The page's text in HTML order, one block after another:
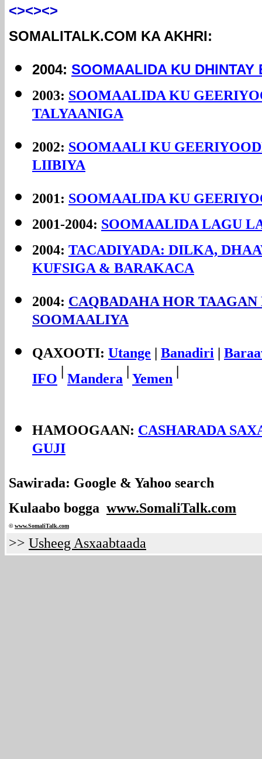
<><><>
SOMALITALK.COM KA AKHRI:
2004: SOOMAALIDA KU DHINTAY
2003: SOOMAALIDA KU
TALYAANIGA
2002: SOOMAALI KU
LIIBIYA
2001: SOOMAALIDA KU
2001-2004: SOOMAALIDA LAGU
2004: TACADIYADA: DILKA,
KUFSIGA & BARAKACA
2004: CAQBADAHA HOR TAAGAN
SOOMAALIYA
QAXOOTI: Utange | Banadiri |
IFO | Mandera | Yemen |
HAMOOGAAN: CASHARADA
GUJI
Sawirada: Google & Yahoo search
Kulaabo bogga www.SomaliTalk.com
©www.SomaliTalk.com
>> Usheeg Asxaabtaada